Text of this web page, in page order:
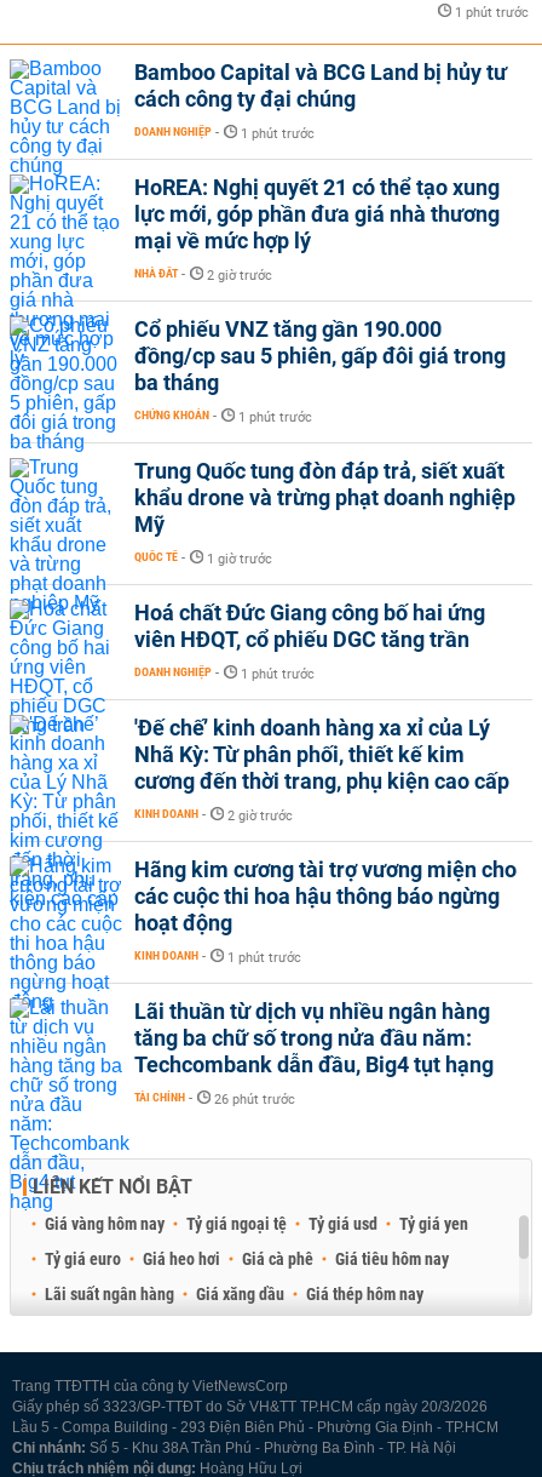
1 phút trước
Bamboo Capital và BCG Land bị hủy tư
cách công ty đại chúng
DOANH NGHIỆP - 1 phút trước
HoREA: Nghị quyết 21 có thể tạo xung
lực mới, góp phần đưa giá nhà thương
mại về mức hợp lý
NHÀ ĐẤT - 2 giờ trước
Cổ phiếu VNZ tăng gần 190.000
đồng/cp sau 5 phiên, gấp đôi giá trong
ba tháng
CHỨNG KHOÁN - 1 phút trước
Trung Quốc tung đòn đáp trả, siết xuất
khẩu drone và trừng phạt doanh nghiệp
Mỹ
QUỐC TẾ - 1 giờ trước
Hoá chất Đức Giang công bố hai ứng
viên HĐQT, cổ phiếu DGC tăng trần
DOANH NGHIỆP - 1 phút trước
'Đế chế’ kinh doanh hàng xa xỉ của Lý
Nhã Kỳ: Từ phân phối, thiết kế kim
cương đến thời trang, phụ kiện cao cấp
KINH DOANH - 2 giờ trước
Hãng kim cương tài trợ vương miện cho
các cuộc thi hoa hậu thông báo ngừng
hoạt động
KINH DOANH - 1 phút trước
Lãi thuần từ dịch vụ nhiều ngân hàng
tăng ba chữ số trong nửa đầu năm:
Techcombank dẫn đầu, Big4 tụt hạng
TÀI CHÍNH - 26 phút trước
LIÊN KẾT NỔI BẬT
Giá vàng hôm nay Tỷ giá ngoại tệ Tỷ giá usd
Tỷ giá yen
Tỷ giá euro
Giá heo hơi Giá cà phê
Giá tiêu hôm nay
Lãi suất ngân hàng
Giá xăng dầu
Giá thép hôm nay
Trang TTĐTTH của công ty VietNewsCorp
Giấy phép số 3323/GP-TTĐT do Sở VH&TT TP.HCM cấp ngày 20/3/2026
Lầu 5 - Compa Building - 293 Điện Biên Phủ - Phường Gia Định - TP.HCM
Chi nhánh: Số 5 - Khu 38A Trần Phú - Phường Ba Đình - TP. Hà Nội
Chịu trách nhiệm nội dung: Hoàng Hữu Lợi